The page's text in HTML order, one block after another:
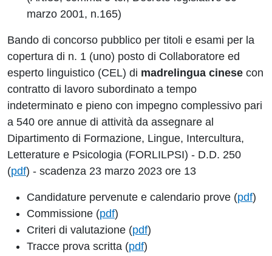
marzo 2001, n.165)
Bando di concorso pubblico per titoli e esami per la
copertura di n. 1 (uno) posto di Collaboratore ed
esperto linguistico (CEL) di madrelingua cinese con
contratto di lavoro subordinato a tempo
indeterminato e pieno con impegno complessivo pari
a 540 ore annue di attività da assegnare al
Dipartimento di Formazione, Lingue, Intercultura,
Letterature e Psicologia (FORLILPSI) - D.D. 250
(pdf) - scadenza 23 marzo 2023 ore 13
Candidature pervenute e calendario prove (pdf)
Commissione (pdf)
Criteri di valutazione (pdf)
Tracce prova scritta (pdf)